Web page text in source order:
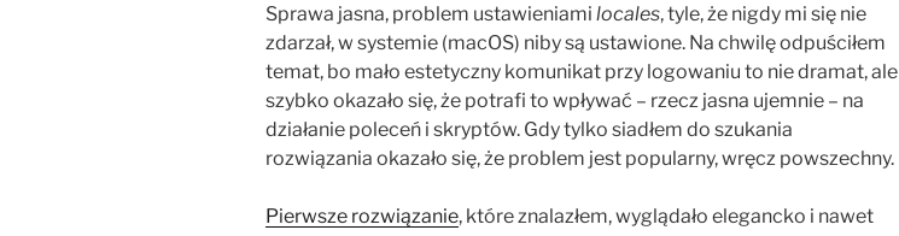
Sprawa jasna, problem ustawieniami locales, tyle, że nigdy mi się nie
zdarzał, w systemie (macOS) niby są ustawione. Na chwilę odpuściłem
temat, bo mało estetyczny komunikat przy logowaniu to nie dramat, ale
szybko okazało się, że potrafi to wpływać – rzecz jasna ujemnie – na
działanie poleceń i skryptów. Gdy tylko siadłem do szukania
rozwiązania okazało się, że problem jest popularny, wręcz powszechny.
Pierwsze rozwiązanie, które znalazłem, wyglądało elegancko i nawet